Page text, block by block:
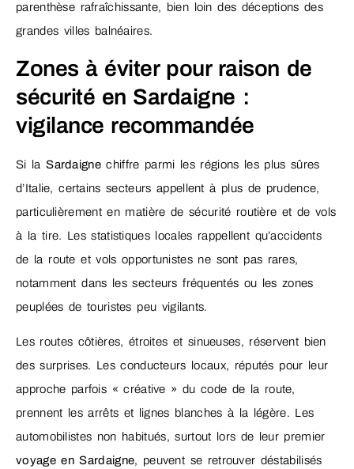
parenthèse rafraîchissante, bien loin des déceptions des
grandes villes balnéaires.
Zones à éviter pour raison de
sécurité en Sardaigne :
vigilance recommandée
Si laSardaignechiffre parmi les régions les plus sûres
d’Italie, certains secteurs appellent à plus de prudence,
particulièrement en matière de sécurité routière et de vols
à la tire. Les statistiques locales rappellent qu’accidents
de la route et vols opportunistes ne sont pas rares,
notamment dans les secteurs fréquentés ou les zones
peuplées de touristes peu vigilants.
Les routes côtières, étroites et sinueuses, réservent bien
des surprises. Les conducteurs locaux, réputés pour leur
approche parfois « créative » du code de la route,
prennent les arrêts et lignes blanches à la légère. Les
automobilistes non habitués, surtout lors de leur premier
voyage en Sardaigne, peuvent se retrouver déstabilisés